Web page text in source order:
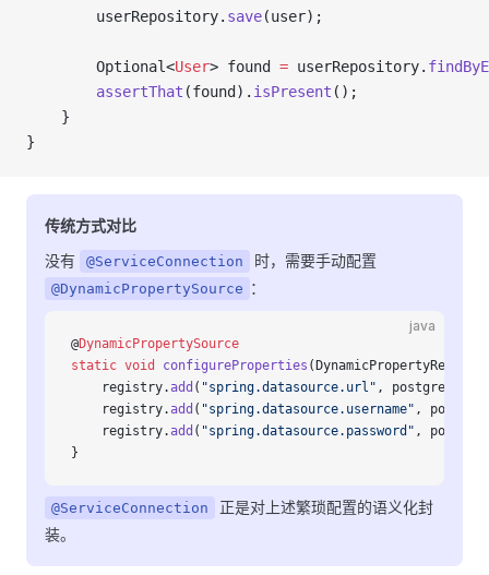
        userRepository.
save(user);
        Optional<
User> found = userRepository.
        assertThat
(found). isPresent ();
    }
}
传统方式对比
没有
@ServiceConnection 时，需要手动配置
@DynamicPropertySource ：
java
@DynamicPropertySource
static void configureProperties
    registry.
add ( "spring.datasource.url" , postgres
    registry.
add ( "spring.datasource.username" ,
    registry.
add ( "spring.datasource.password" ,
}
@ServiceConnection
正是对上述繁琐配置的语义化封
装。